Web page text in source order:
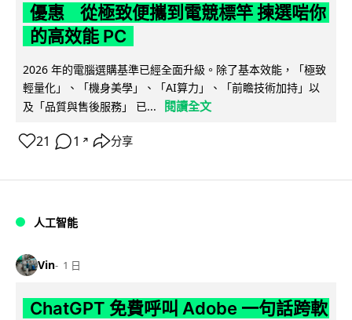
優惠 從極致便攜到電競標竿 揀選啱你
的高效能 PC
2026 年的電腦選購基準已經全面升級。除了基本效能，「極致
輕量化」、「機身美學」、「AI算力」、「前瞻技術加持」以
及「品質與售後服務」 已...
閱讀全文
21 1 ↗ 分享
人工智能
Vin 1 日
ChatGPT 免費呼叫 Adobe 一句話跨軟